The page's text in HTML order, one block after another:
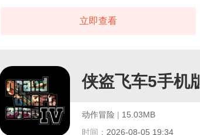
化适配，确保稳定运行与快速更新，游戏深度还原经
名场面悉数再现，带领玩家步入一个魂力奔涌、强者
为尊的奇幻世界。
立即查看
侠盗飞车5手机版
动作冒险 | 15.03MB
时间： 2026-08-05 19:34